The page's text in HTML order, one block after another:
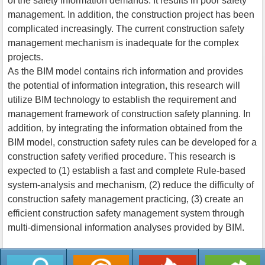
management. In addition, the construction project has been
complicated increasingly. The current construction safety
management mechanism is inadequate for the complex
projects.
As the BIM model contains rich information and provides
the potential of information integration, this research will
utilize BIM technology to establish the requirement and
management framework of construction safety planning. In
addition, by integrating the information obtained from the
BIM model, construction safety rules can be developed for a
construction safety verified procedure. This research is
expected to (1) establish a fast and complete Rule-based
system-analysis and mechanism, (2) reduce the difficulty of
construction safety management practicing, (3) create an
efficient construction safety management system through
multi-dimensional information analyses provided by BIM.